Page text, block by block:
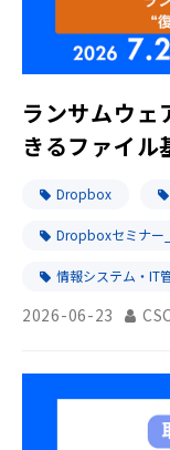
ランサムウェ
きるファイル
Dropbox
Dropboxセミナー
情報システム・IT
2026-06-23